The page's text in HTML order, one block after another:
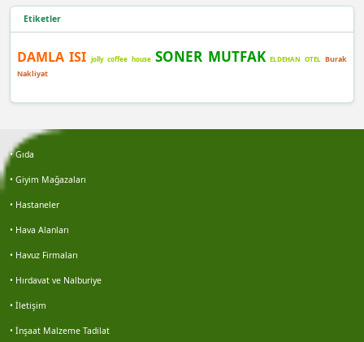
Burak demir
Gökhan keleş
Etiketler
DAMLA ISI jolly coffee house SONER MUTFAK ELDEHAN OTEL Burak
Nakliyat
• Gıda
• Giyim Mağazaları
• Hastaneler
• Hava Alanları
• Havuz Firmaları
• Hırdavat ve Nalburiye
• İletişim
• İnşaat Malzeme Tadilat